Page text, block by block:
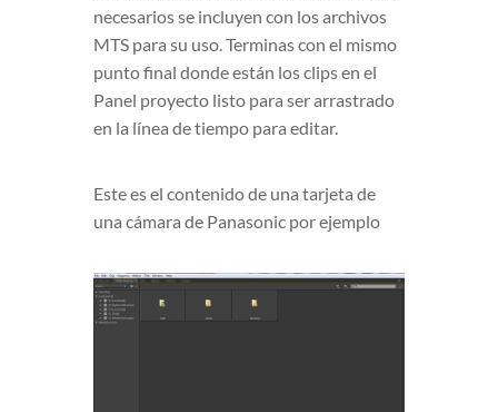
necesarios se incluyen con los archivos
MTS para su uso. Terminas con el mismo
punto final donde están los clips en el
Panel proyecto listo para ser arrastrado
en la línea de tiempo para editar.
Este es el contenido de una tarjeta de
una cámara de Panasonic por ejemplo